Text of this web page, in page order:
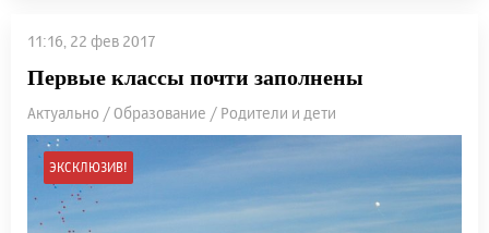
11:16, 22 фев 2017
Первые классы почти заполнены
Актуально / Образование / Родители и дети
ЭКСКЛЮЗИВ!